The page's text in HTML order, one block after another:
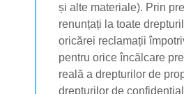
și alte materiale). Prin
renunțați la toate
oricărei reclamații
pentru orice încălcare
reală a drepturilor de
drepturilor de